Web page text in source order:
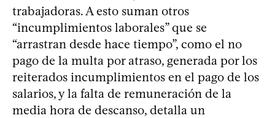
trabajadoras. A esto suman otros
“incumplimientos laborales” que se
“arrastran desde hace tiempo”, como el no
pago de la multa por atraso, generada por los
reiterados incumplimientos en el pago de los
salarios, y la falta de remuneración de la
media hora de descanso, detalla un